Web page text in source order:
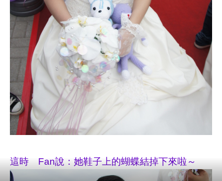
這時 Fan說：她鞋子上的蝴蝶結掉下來啦～